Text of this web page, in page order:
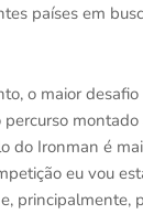
países em
o maior
percurso
do Ironman é
eu vou
principalmente,